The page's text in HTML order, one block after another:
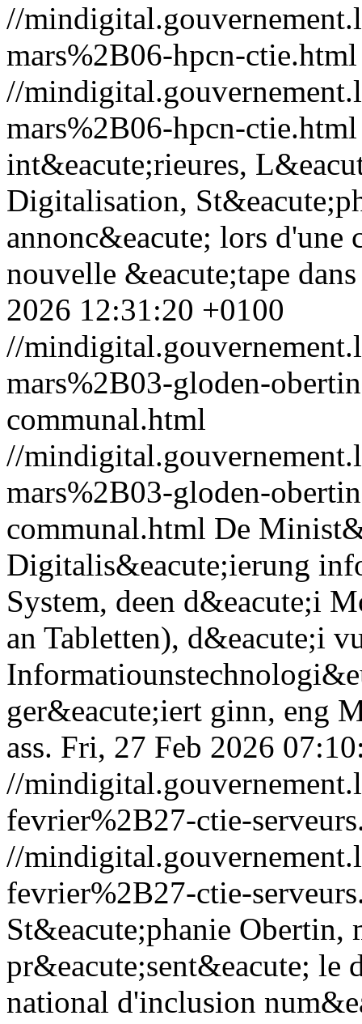
//
mars%2B06-hpcn-ctie.html
//
mars%2B06-hpcn-ctie.html
int&eacute;rieures,
Digitalisation,
annonc&eacute; lors d'une
nouvelle &eacute;tape
2026 12:31:20 +0100
//
mars%2B03-gloden-
communal.html
//
mars%2B03-gloden-
communal.html De
Digitalis&eacute;ierung
System, deen d&eacute;i
an Tabletten), d&eacute;i
ger&eacute;iert ginn, eng
ass. Fri, 27 Feb 2026
//
fevrier%2B27-ctie-
//
fevrier%2B27-ctie-
St&eacute;phanie
pr&eacute;sent&eacute; le
national d'inclusion